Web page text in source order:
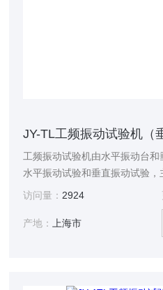
JY-TL工频振动试验机（
工频振动试验机由水平振动台
水平振动试验和垂直振动试验，
运输及使用过程中所遭受的振动
访问量： 2924
产地： 上海市